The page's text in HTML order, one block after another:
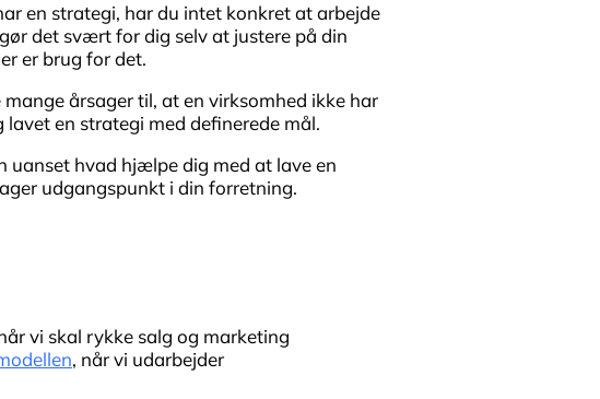
en strategi, har du intet konkret at arbejde
det svært for dig selv at justere på din
er brug for det.
årsager til, at en virksomhed ikke har
lavet en strategi med definerede mål.
uanset hvad hjælpe dig med at lave en
udgangspunkt i din forretning.
vi skal rykke salg og marketing
, når vi udarbejder